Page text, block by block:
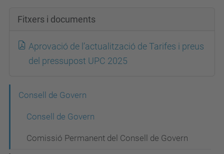
Fitxers i documents
Aprovació de l’actualització de Tarifes i preus
del pressupost UPC 2025
e
Consell de Govern
Consell de Govern
Comissió Permanent del Consell de Govern